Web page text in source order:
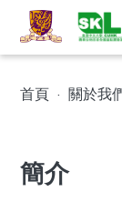
首頁 · 關於我
簡介